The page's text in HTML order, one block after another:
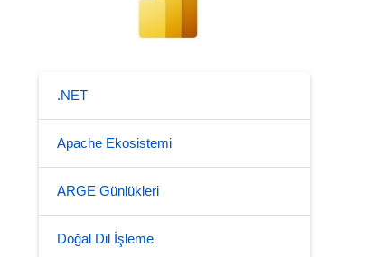
.NET
Apache Ekosistemi
ARGE Günlükleri
Doğal Dil İşleme